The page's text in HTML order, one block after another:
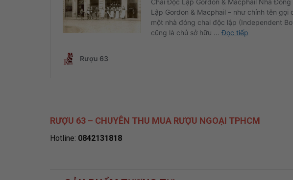
RƯỢU 63 – CHUYÊN THU MUA RƯỢU NGOẠI TPHCM
Hotline: 0842131818